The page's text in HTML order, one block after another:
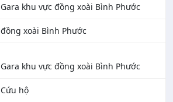
Gara khu vực đồng xoài Bình Phước
đồng xoài Bình Phước
Gara khu vực đồng xoài Bình Phước
Cứu hộ